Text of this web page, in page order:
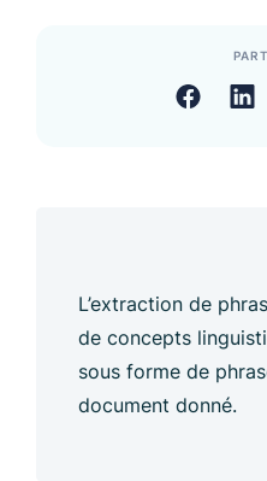
L’extraction de
de concepts
sous forme de
document donné.